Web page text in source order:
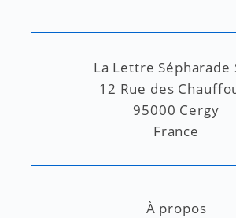
La Lettre Sépharade
12 Rue des
95000 Cergy
France
À propos